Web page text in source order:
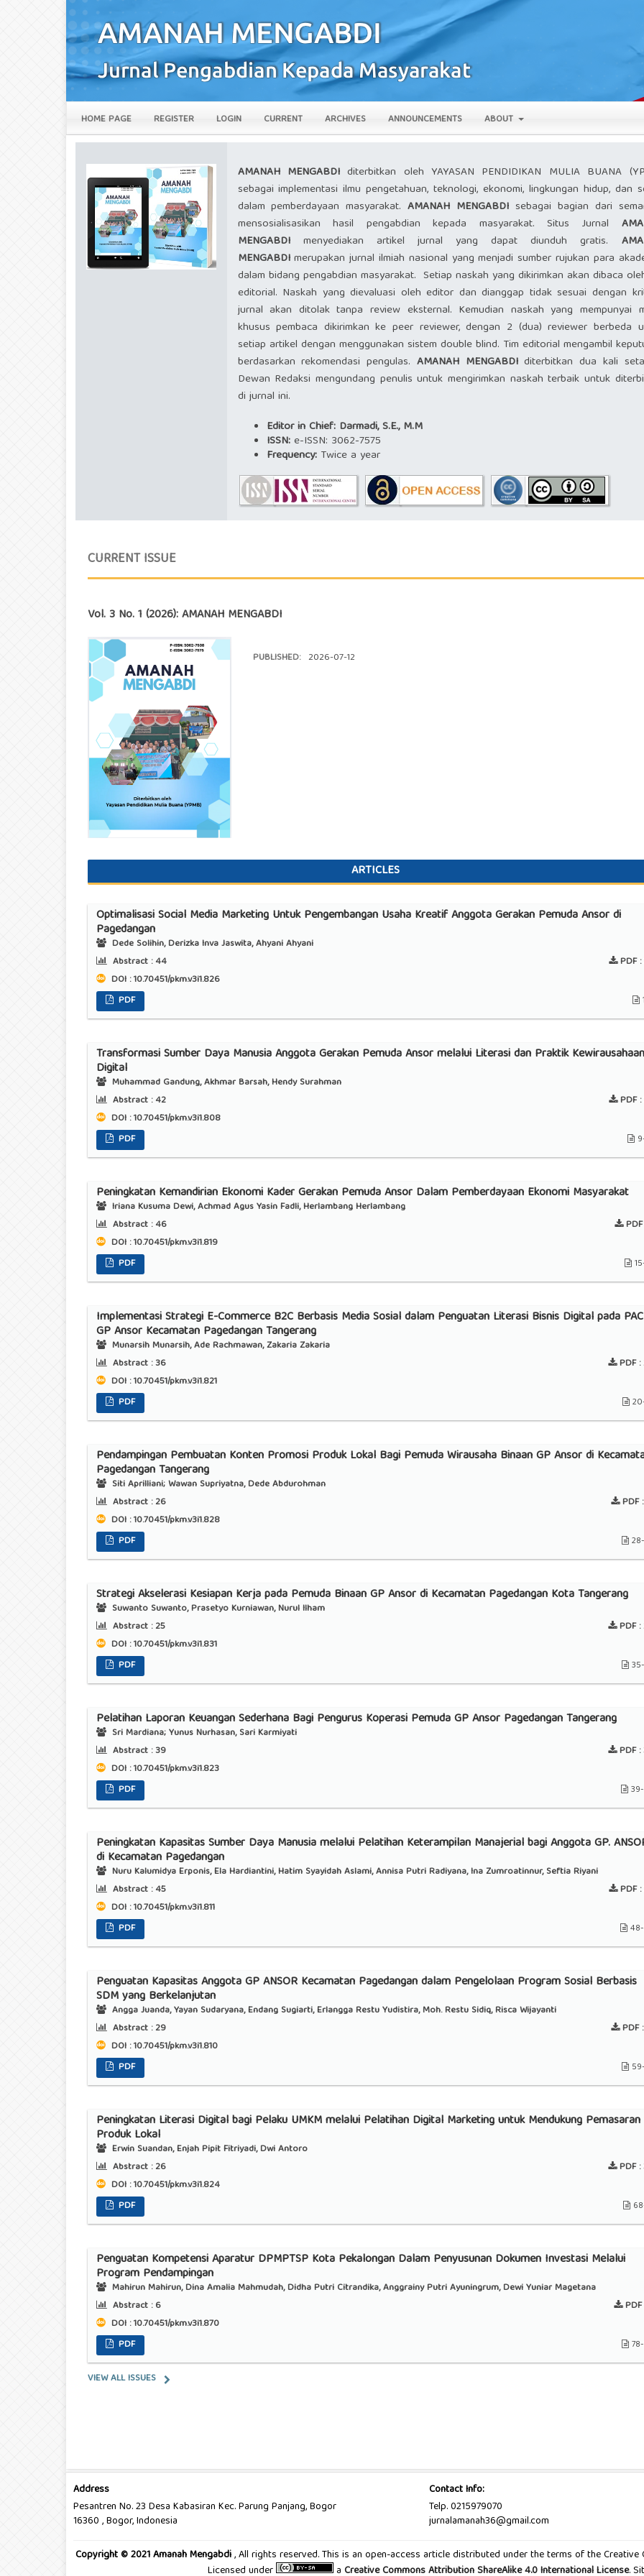
HOME PAGE REGISTER LOGIN CURRENT ARCHIVES ANNOUNCEMENTS ABOUT
AMANAH MENGABDIditerbitkan oleh YAYASAN PENDIDIKAN MULIA BUANA
sebagai implementasi ilmu pengetahuan, teknologi, ekonomi, lingkungan hidup, dan
dalam pemberdayaan masyarakat.AMANAH MENGABDI sebagai bagian dari
mensosialisasikan hasil pengabdian kepada masyarakat. Situs Jurnal
MENGABDImenyediakan artikel jurnal yang dapat diunduh gratis.
MENGABDImerupakan jurnal ilmiah nasional yang menjadi sumber rujukan para
dalam bidang pengabdian masyarakat. Setiap naskah yang dikirimkan akan dibaca
editorial. Naskah yang dievaluasi oleh editor dan dianggap tidak sesuai dengan
jurnal akan ditolak tanpa review eksternal. Kemudian naskah yang mempunyai
khusus pembaca dikirimkan ke peer reviewer, dengan 2 (dua) reviewer berbeda
setiap artikel dengan menggunakan sistem double blind. Tim editorial mengambil
berdasarkan rekomendasi pengulas. AMANAH MENGABDIditerbitkan dua kali
Dewan Redaksi mengundang penulis untuk mengirimkan naskah terbaik untuk
di jurnal ini.
Editor in Chief: Darmadi, S.E., M.M
ISSN:e-ISSN: 3062-7575
Frequency:Twice a year
CURRENT ISSUE
Vol. 3 No. 1 (2026): AMANAH MENGABDI
PUBLISHED: 2026-07-12
ARTICLES
Optimalisasi Social Media Marketing Untuk Pengembangan Usaha Kreatif Anggota Gerakan Pemuda Ansor di
Pagedangan
Dede Solihin, Derizka Inva Jaswita, Ahyani Ahyani
Abstract :44 PDF :
DOI : 10.70451/pkm.v3i1.826
PDF
Transformasi Sumber Daya Manusia Anggota Gerakan Pemuda Ansor melalui Literasi dan Praktik Kewirausahaan
Digital
Muhammad Gandung, Akhmar Barsah, Hendy Surahman
Abstract :42 PDF :
DOI : 10.70451/pkm.v3i1.808
PDF
Peningkatan Kemandirian Ekonomi Kader Gerakan Pemuda Ansor Dalam Pemberdayaan Ekonomi Masyarakat
Iriana Kusuma Dewi, Achmad Agus Yasin Fadli, Herlambang Herlambang
Abstract :46
DOI : 10.70451/pkm.v3i1.819
PDF
Implementasi Strategi E-Commerce B2C Berbasis Media Sosial dalam Penguatan Literasi Bisnis Digital pada PAC
GP Ansor Kecamatan Pagedangan Tangerang
Munarsih Munarsih, Ade Rachmawan, Zakaria Zakaria
Abstract :36 PDF :
DOI : 10.70451/pkm.v3i1.821
PDF
Pendampingan Pembuatan Konten Promosi Produk Lokal Bagi Pemuda Wirausaha Binaan GP Ansor di
Pagedangan Tangerang
Siti Aprilliani; Wawan Supriyatna, Dede Abdurohman
Abstract :26 PDF :
DOI : 10.70451/pkm.v3i1.828
PDF
Strategi Akselerasi Kesiapan Kerja pada Pemuda Binaan GP Ansor di Kecamatan Pagedangan Kota Tangerang
Suwanto Suwanto, Prasetyo Kurniawan, Nurul Ilham
Abstract :25 PDF :
DOI : 10.70451/pkm.v3i1.831
PDF
Pelatihan Laporan Keuangan Sederhana Bagi Pengurus Koperasi Pemuda GP Ansor Pagedangan Tangerang
Sri Mardiana; Yunus Nurhasan, Sari Karmiyati
Abstract :39 PDF :
DOI : 10.70451/pkm.v3i1.823
PDF
Peningkatan Kapasitas Sumber Daya Manusia melalui Pelatihan Keterampilan Manajerial bagi Anggota GP.
di Kecamatan Pagedangan
Nuru Kalumidya Erponis, Ela Hardiantini, Hatim Syayidah Aslami, Annisa Putri Radiyana, Ina Zumroatinnur, Seftia Riyani
Abstract :45 PDF :
DOI : 10.70451/pkm.v3i1.811
PDF
Penguatan Kapasitas Anggota GP ANSOR Kecamatan Pagedangan dalam Pengelolaan Program Sosial Berbasis
SDM yang Berkelanjutan
Angga Juanda, Yayan Sudaryana, Endang Sugiarti, Erlangga Restu Yudistira, Moh. Restu Sidiq, Risca Wijayanti
Abstract :29 PDF :
DOI : 10.70451/pkm.v3i1.810
PDF
Peningkatan Literasi Digital bagi Pelaku UMKM melalui Pelatihan Digital Marketing untuk Mendukung Pemasaran
Produk Lokal
Erwin Suandan, Enjah Pipit Fitriyadi, Dwi Antoro
Abstract :26 PDF :
DOI : 10.70451/pkm.v3i1.824
PDF
Penguatan Kompetensi Aparatur DPMPTSP Kota Pekalongan Dalam Penyusunan Dokumen Investasi Melalui
Program Pendampingan
Mahirun Mahirun, Dina Amalia Mahmudah, Didha Putri Citrandika, Anggrainy Putri Ayuningrum, Dewi Yuniar Magetana
Abstract :6
DOI : 10.70451/pkm.v3i1.870
PDF
VIEW ALL ISSUES
Address
Pesantren No. 23 Desa Kabasiran Kec. Parung Panjang, Bogor
16360 , Bogor, Indonesia
Contact Info:
Telp. 0215979070
jurnalamanah36@gmail.com
Copyright © 2021 Amanah Mengabdi, All rights reserved. This is an open-access article distributed under the terms of the
Licensed under
a Creative Commons Attribution ShareAlike 4.0 International License.